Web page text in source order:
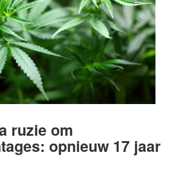
ruzie om
opnieuw 17 jaar